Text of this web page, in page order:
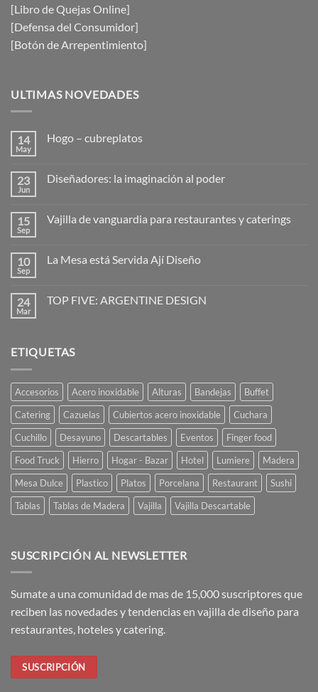
[Libro de Quejas Online]
[Defensa del Consumidor]
[Botón de Arrepentimiento]
ULTIMAS NOVEDADES
14
May
Hogo – cubreplatos
en
23
Jun
Diseñadores: la imaginación al poder
en
al
poder
15
Sep
Vajilla de vanguardia para restaurantes y caterings
en
para
restaurantes
10
Sep
La Mesa está Servida Ají Diseño
en
Ají
Diseño
24
Mar
TOP FIVE: ARGENTINE DESIGN
TOP
ETIQUETAS
Accesorios Acero inoxidable Alturas Bandejas
Buffet
Catering
Cazuelas Cubiertos acero inoxidable
Cuchara
Cuchillo
Desayuno Descartables Eventos
Finger food
Food Truck
Hierro Hogar - Bazar Hotel Lumiere
Madera
Mesa Dulce
Plastico Platos Porcelana Restaurant
Sushi
Tablas
Tablas de Madera Vajilla Vajilla Descartable
SUSCRIPCIÓN AL NEWSLETTER
Sumate a una comunidad de mas de 15,000 suscriptores que
reciben las novedades y tendencias en vajilla de diseño para
restaurantes, hoteles y catering.
SUSCRIPCIÓN